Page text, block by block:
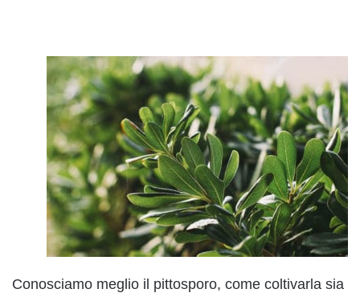
Conosciamo meglio il pittosporo, come coltivarla sia